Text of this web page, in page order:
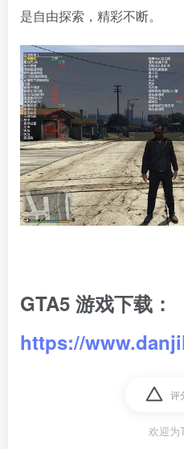
是自由探索，精彩不断。
GTA5 游戏下载：
https://
评
欢迎为